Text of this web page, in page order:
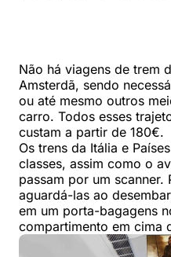
Não há viagens de trem
Amsterdã, sendo
ou até mesmo outros
carro. Todos esses
custam a partir de 180€.
Os trens da Itália e
classes, assim como o
passam por um scanner.
aguardá-las ao
em um porta-bagagens
compartimento em cima